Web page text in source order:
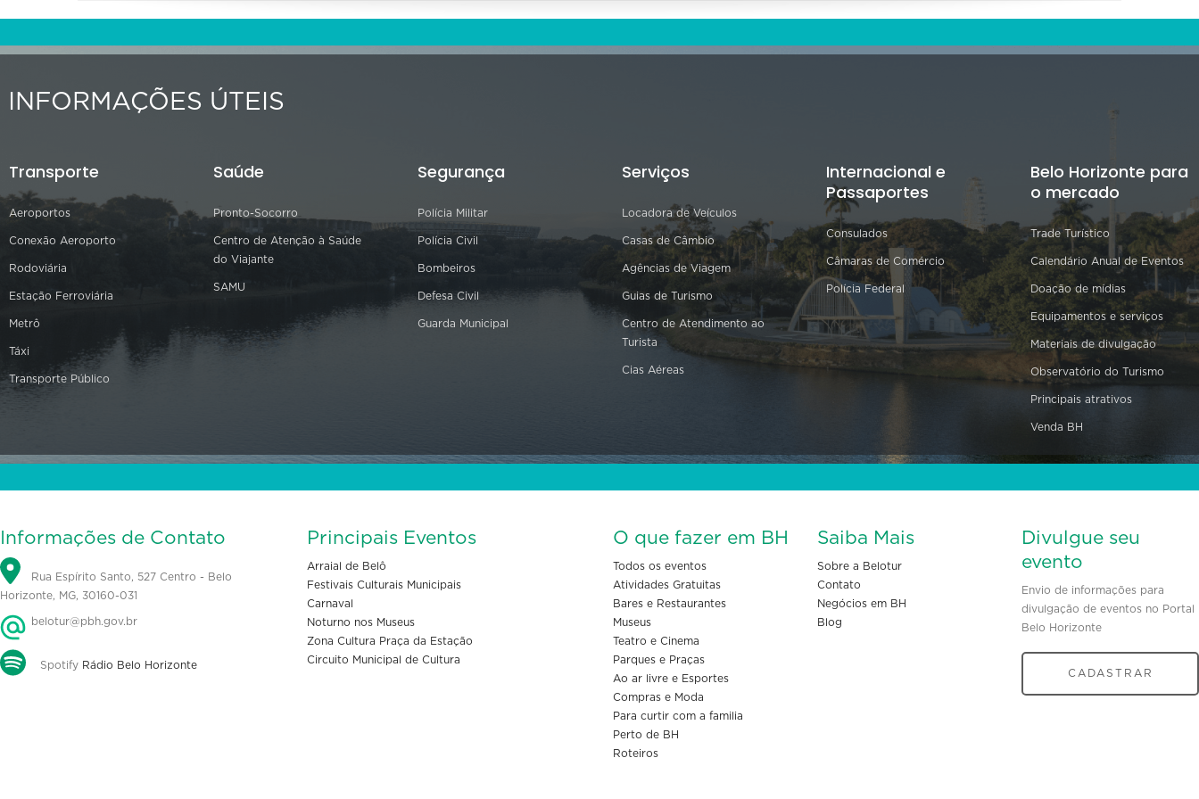
INFORMAÇÕES ÚTEIS
Transporte
Aeroportos
Conexão Aeroporto
Rodoviária
Estação Ferroviária
Metrô
Táxi
Transporte Público
Saúde
Pronto-Socorro
Centro de Atenção à Saúde
do Viajante
SAMU
Segurança
Polícia Militar
Polícia Civil
Bombeiros
Defesa Civil
Guarda Municipal
Serviços
Locadora de Veículos
Casas de Câmbio
Agências de Viagem
Guias de Turismo
Centro de Atendimento ao
Turista
Cias Aéreas
Internacional e
Passaportes
Consulados
Câmaras de Comércio
Polícia Federal
Belo Horizonte para
o mercado
Trade Turístico
Calendário Anual de Eventos
Doação de mídias
Equipamentos e serviços
Materiais de divulgação
Observatório do Turismo
Principais atrativos
Venda BH
Informações de Contato
Rua Espírito Santo, 527 Centro - Belo
Horizonte, MG, 30160-031
belotur@pbh.gov.br
Spotify Rádio Belo Horizonte
Principais Eventos
Arraial de Belô
Festivais Culturais Municipais
Carnaval
Noturno nos Museus
Zona Cultura Praça da Estação
Circuito Municipal de Cultura
O que fazer em BH
Todos os eventos
Atividades Gratuitas
Bares e Restaurantes
Museus
Teatro e Cinema
Parques e Praças
Ao ar livre e Esportes
Compras e Moda
Para curtir com a familia
Perto de BH
Roteiros
Saiba Mais
Sobre a Belotur
Contato
Negócios em BH
Blog
Divulgue seu
evento
Envio de informações para
divulgação de eventos no Portal
Belo Horizonte
CADASTRAR